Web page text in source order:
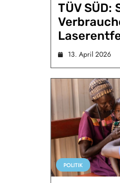
TÜV SÜD:
13. April 2026
POLITIK